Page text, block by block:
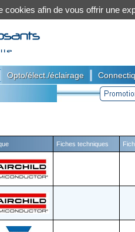
Opto/élect./éclairage
Fiches techniques
cookies afin de vous offrir une